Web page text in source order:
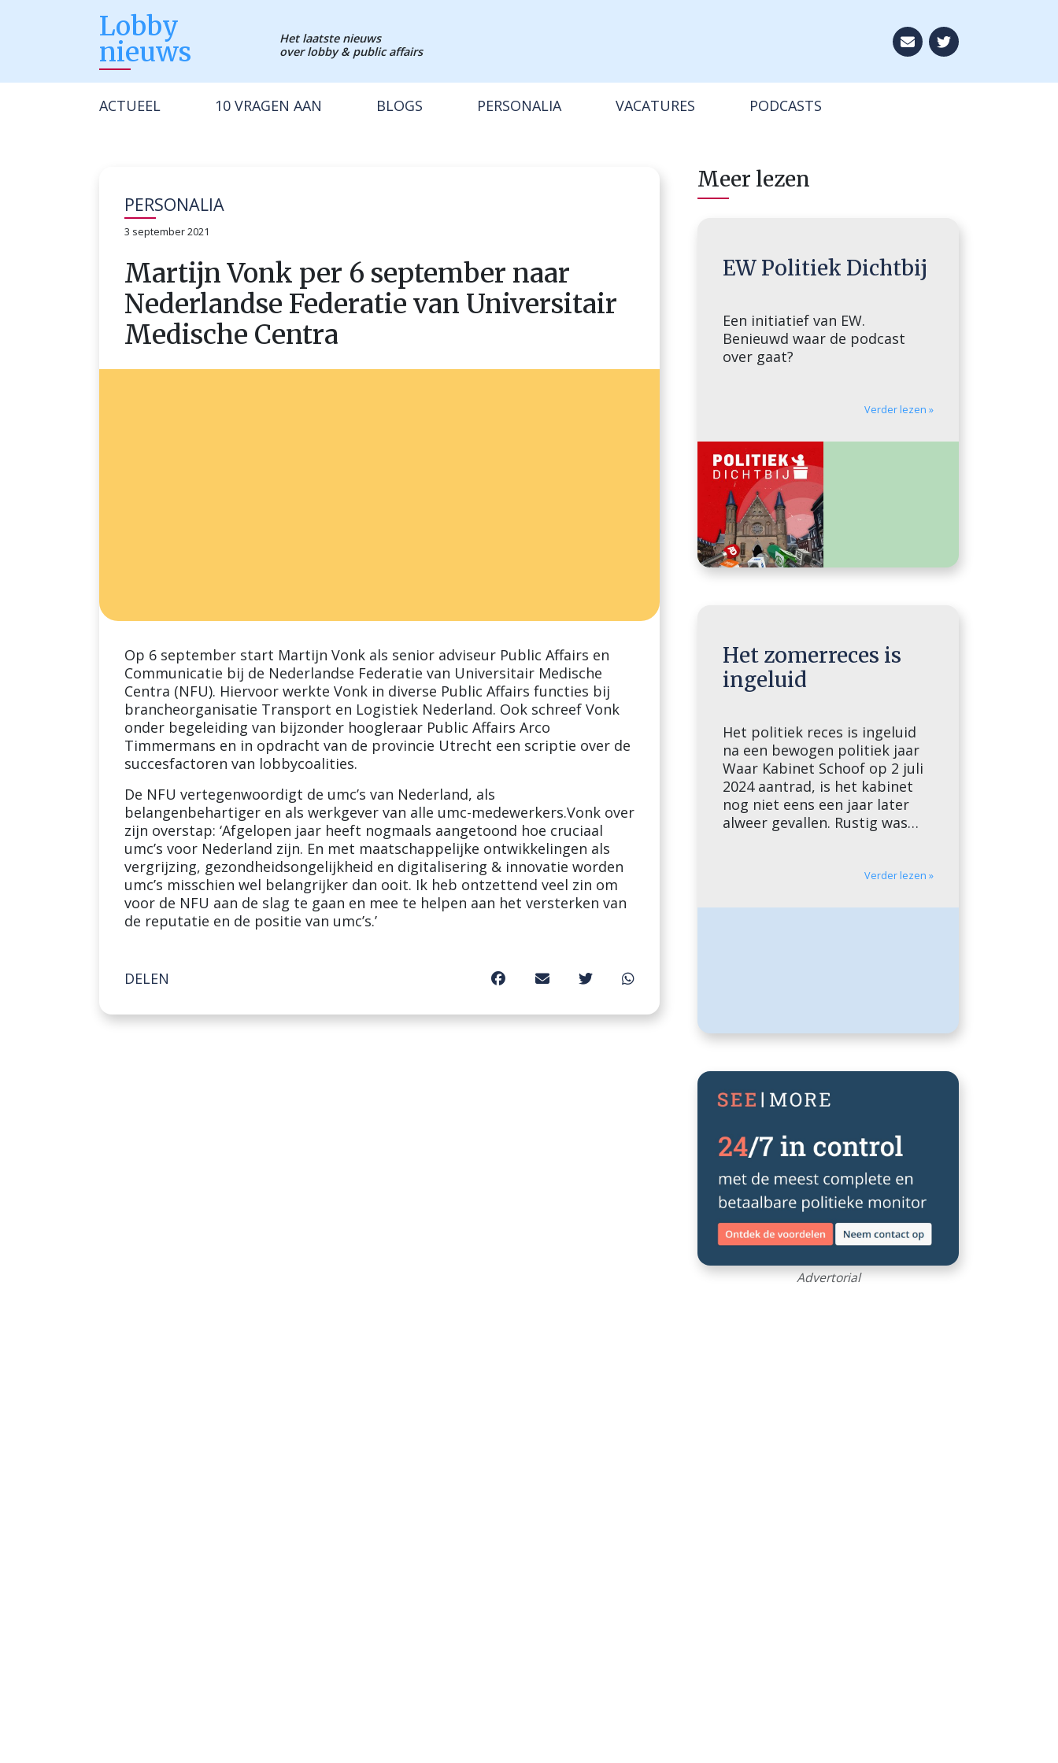
Lobby
nieuws
Het laatste nieuws
over lobby & public affairs
Aboneer op onze
ACTUEEL 10 VRAGEN AAN BLOGS PERSONALIA VACATURES PODCASTS
PERSONALIA
3 september 2021
Martijn Vonk per 6 september naar
Nederlandse Federatie van Universitair
Medische Centra
Op 6 september start Martijn Vonk als senior adviseur Public Affairs en
Communicatie bij de Nederlandse Federatie van Universitair Medische
Centra (NFU). Hiervoor werkte Vonk in diverse Public Affairs functies bij
brancheorganisatie Transport en Logistiek Nederland. Ook schreef Vonk
onder begeleiding van bijzonder hoogleraar Public Affairs Arco
Timmermans en in opdracht van de provincie Utrecht een scriptie over de
succesfactoren van lobbycoalities.
De NFU vertegenwoordigt de umc’s van Nederland, als
belangenbehartiger en als werkgever van alle umc-medewerkers.Vonk over
zijn overstap: ‘Afgelopen jaar heeft nogmaals aangetoond hoe cruciaal
umc’s voor Nederland zijn. En met maatschappelijke ontwikkelingen als
vergrijzing, gezondheidsongelijkheid en digitalisering & innovatie worden
umc’s misschien wel belangrijker dan ooit. Ik heb ontzettend veel zin om
voor de NFU aan de slag te gaan en mee te helpen aan het versterken van
de reputatie en de positie van umc’s.’
DELEN
Meer lezen
EW Politiek Dichtbij
Een initiatief van EW.
Benieuwd waar de podcast
over gaat?
Verder lezen »
Het zomerreces is
ingeluid
Het politiek reces is ingeluid
na een bewogen politiek jaar
Waar Kabinet Schoof op 2 juli
2024 aantrad, is het kabinet
nog niet eens een jaar later
alweer gevallen. Rustig was
September 2024 presenteerde
Verder lezen »
Advertorial